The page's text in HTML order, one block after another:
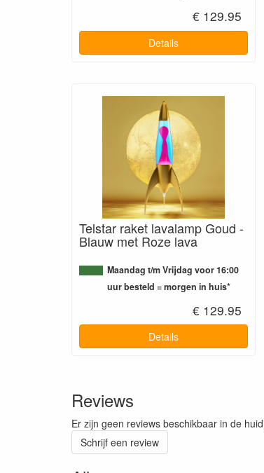
€ 129.95
Details
Telstar raket lavalamp Goud -
Blauw met Roze lava
Maandag t/m Vrijdag voor 16:00
uur besteld = morgen in huis*
€ 129.95
Details
Reviews
Er zijn geen reviews beschikbaar in de
Schrijf een review